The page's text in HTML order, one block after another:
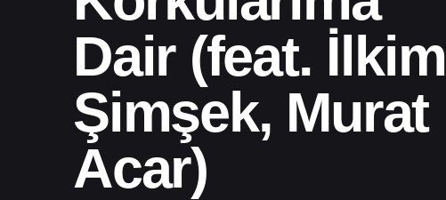
Dair (feat. İlkim
Şimşek, Murat
Acar)